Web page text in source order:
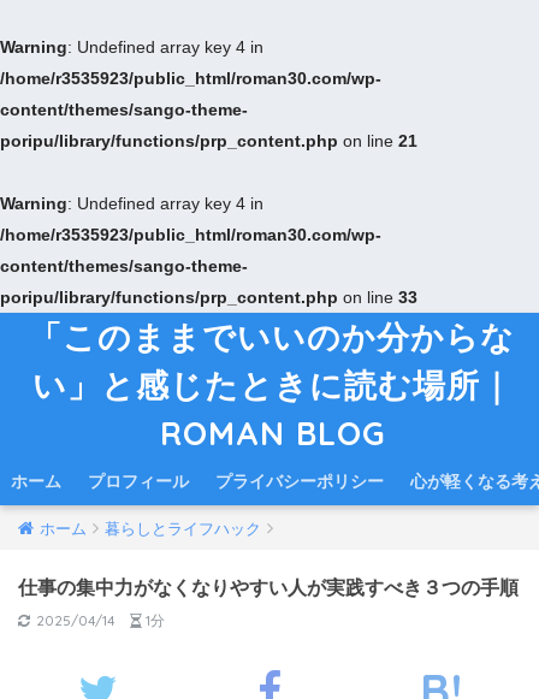
Warning: Undefined array key 4 in
/home/r3535923/public_html/roman30.com/wp-
content/themes/sango-theme-
poripu/library/functions/prp_content.php on line 21
Warning: Undefined array key 4 in
/home/r3535923/public_html/roman30.com/wp-
content/themes/sango-theme-
poripu/library/functions/prp_content.php on line 33
「このままでいいのか分からな
い」と感じたときに読む場所｜
ROMAN BLOG
ホーム プロフィール プライバシーポリシー 心が軽くなる考
ホーム 暮らしとライフハック
仕事の集中力がなくなりやすい人が実践すべき３つの手順
2025/04/14 1分